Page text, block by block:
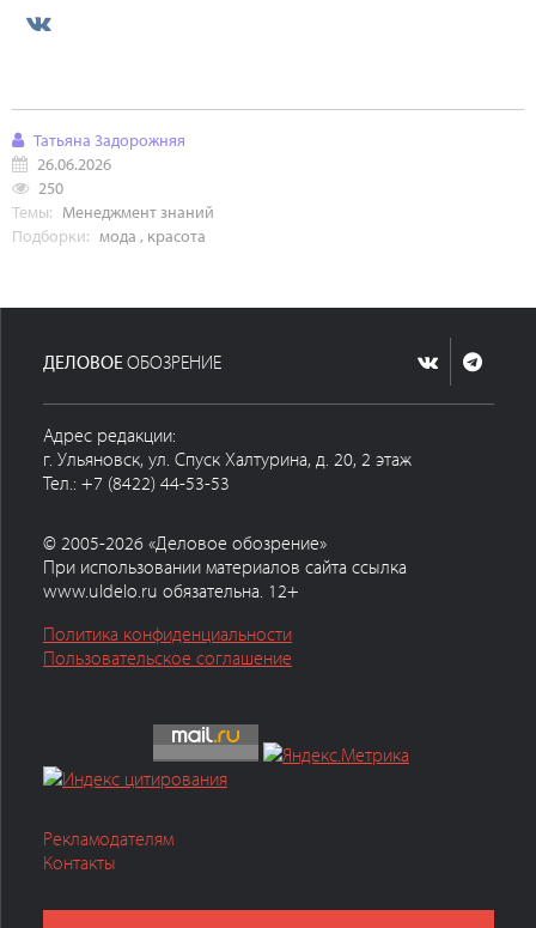
Татьяна Задорожняя
26.06.2026
250
Темы: Менеджмент знаний
Подборки: мода , красота
ДЕЛОВОЕ ОБОЗРЕНИЕ
Адрес редакции:
г. Ульяновск, ул. Спуск Халтурина, д. 20, 2 этаж
Тел.: +7 (8422) 44-53-53
© 2005-2026 «Деловое обозрение»
При использовании материалов сайта ссылка
www.uldelo.ru обязательна. 12+
Политика конфиденциальности
Пользовательское соглашение
Рекламодателям
Контакты